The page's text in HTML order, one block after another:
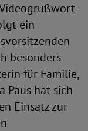
ein
besonders
für Familie,
Paus hat sich
Einsatz zur